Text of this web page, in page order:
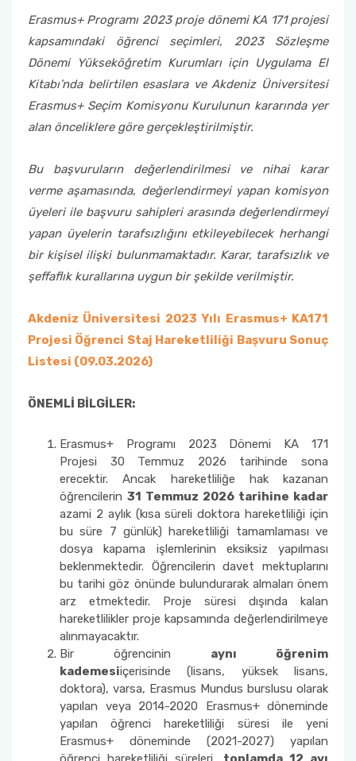
Erasmus+ Programı 2023 proje dönemi KA 171 projesi
kapsamındaki öğrenci seçimleri, 2023 Sözleşme
Dönemi Yükseköğretim Kurumları için Uygulama El
Kitabı’nda belirtilen esaslara ve Akdeniz Üniversitesi
Erasmus+ Seçim Komisyonu Kurulunun kararında yer
alan önceliklere göre gerçekleştirilmiştir.
Bu başvuruların değerlendirilmesi ve nihai karar
verme aşamasında, değerlendirmeyi yapan komisyon
üyeleri ile başvuru sahipleri arasında değerlendirmeyi
yapan üyelerin tarafsızlığını etkileyebilecek herhangi
bir kişisel ilişki bulunmamaktadır. Karar, tarafsızlık ve
şeffaflık kurallarına uygun bir şekilde verilmiştir.
Akdeniz Üniversitesi 2023 Yılı Erasmus+ KA171
Projesi Öğrenci Staj Hareketliliği Başvuru Sonuç
Listesi (09.03.2026)
ÖNEMLİ BİLGİLER:
Erasmus+ Programı 2023 Dönemi KA 171
Projesi 30 Temmuz 2026 tarihinde sona
erecektir. Ancak hareketliliğe hak kazanan
öğrencilerin 31 Temmuz 2026 tarihine kadar
azami 2 aylık (kısa süreli doktora hareketliliği için
bu süre 7 günlük) hareketliliği tamamlaması ve
dosya kapama işlemlerinin eksiksiz yapılması
beklenmektedir. Öğrencilerin davet mektuplarını
bu tarihi göz önünde bulundurarak almaları önem
arz etmektedir. Proje süresi dışında kalan
hareketlilikler proje kapsamında değerlendirilmeye
alınmayacaktır.
Bir öğrencinin aynı öğrenim
kademesiiçerisinde (lisans, yüksek lisans,
doktora), varsa, Erasmus Mundus burslusu olarak
yapılan veya 2014-2020 Erasmus+ döneminde
yapılan öğrenci hareketliliği süresi ile yeni
Erasmus+ döneminde (2021-2027) yapılan